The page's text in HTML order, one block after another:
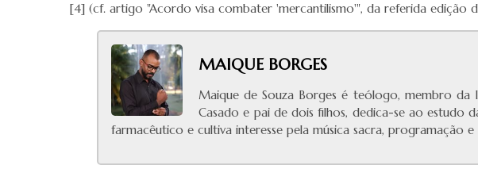
[4] (cf. artigo "Acordo visa combater 'mercantilismo'", da referida edição
MAIQUE BORGES
Maique de Souza Borges é teólogo, membro da
Casado e pai de dois filhos, dedica-se ao estudo
farmacêutico e cultiva interesse pela música sacra,